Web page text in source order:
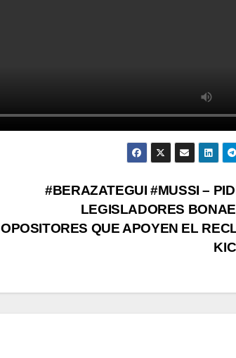
#BERAZATEGUI #MUSSI –
LEGISLADORES
OPOSITORES QUE APOYEN EL